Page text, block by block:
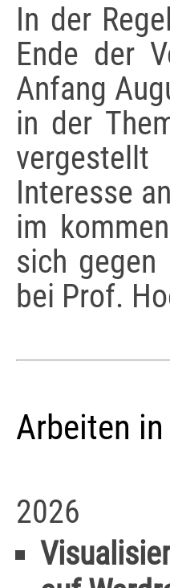
In der
Ende der
Anfang
in der
Interesse
im
sich gegen
bei Prof.
Arbeiten
2026